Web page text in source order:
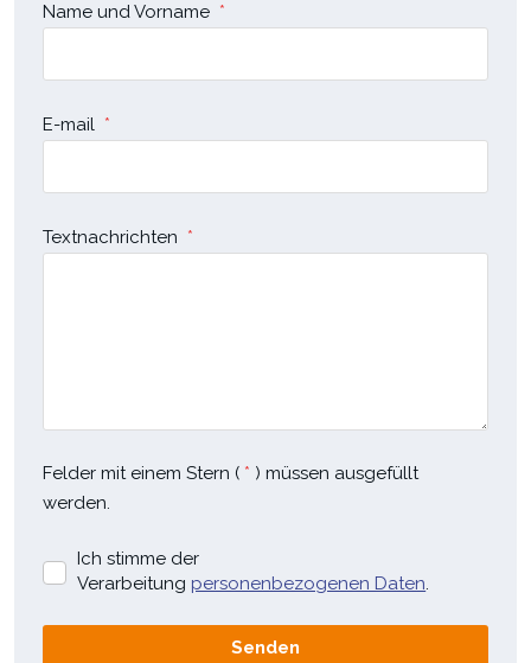
Name und Vorname *
E-mail *
Textnachrichten *
Felder mit einem Stern ( * ) müssen ausgefüllt
werden.
der
personenbezogenen
Ich stimme der
Verarbeitung personenbezogenen Daten.
Senden